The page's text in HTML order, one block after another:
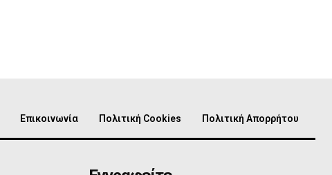
Επικοινωνία Πολιτική Cookies Πολιτική Απορρήτου